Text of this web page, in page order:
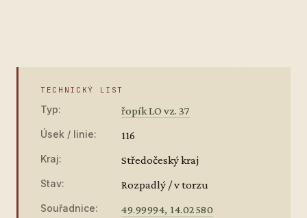
TECHNICKÝ LIST
Typ: řopík LO vz. 37
Úsek / linie: 116
Kraj: Středočeský kraj
Stav: Rozpadlý / v torzu
Souřadnice: 49.99994, 14.02580